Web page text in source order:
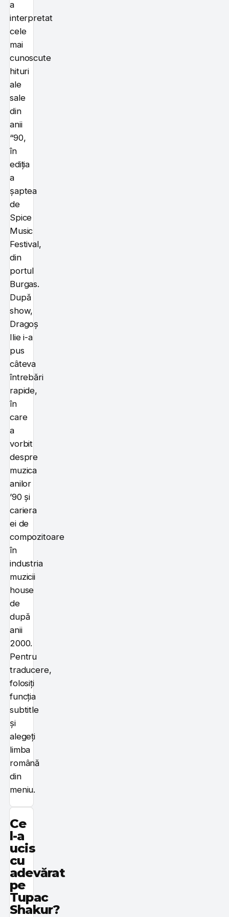
a
interpretat
cele
mai
cunoscute
hituri
ale
sale
din
anii
“90,
în
ediția
a
șaptea
de
Spice
Music
Festival,
din
portul
Burgas.
După
show,
Dragoș
Ilie i-a
pus
câteva
întrebări
rapide,
în
care
a
vorbit
despre
muzica
anilor
’90 și
cariera
ei de
compozitoare
în
industria
muzicii
house
de
după
anii
2000.
Pentru
traducere,
folosiți
funcția
subtitle
și
alegeți
limba
română
din
meniu.
Ce
l-a
ucis
cu
adevărat
pe
Tupac
Shakur?